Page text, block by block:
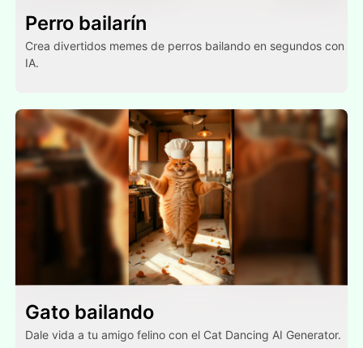
Perro bailarín
Crea divertidos memes de perros bailando en segundos con
IA.
Gato bailando
Dale vida a tu amigo felino con el Cat Dancing AI Generator.